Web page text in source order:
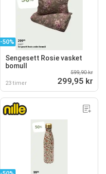
-50%
Sengesett Rosie vasket
bomull
23 timer
599,90 kr
299,95 kr